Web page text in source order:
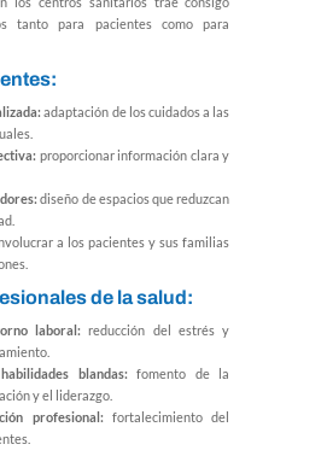
tanto para pacientes como para
adaptación de los cuidados a las
proporcionar información clara y
diseño de espacios que reduzcan
a los pacientes y sus familias
de la salud:
laboral: reducción del estrés y
blandas: fomento de la
y el liderazgo.
profesional: fortalecimiento del